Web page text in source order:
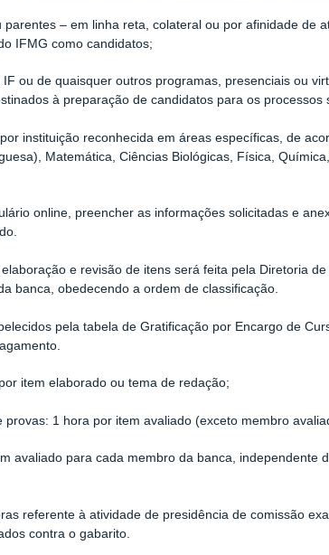
– em linha reta, colateral ou por afinidade de
IFMG como candidatos;
ou de quaisquer outros programas, presenciais ou
à preparação de candidatos para os processos
instituição reconhecida em áreas específicas, de
Matemática, Ciências Biológicas, Física,
online, preencher as informações solicitadas e
e revisão de itens será feita pela Diretoria
banca, obedecendo a ordem de classificação.
pela tabela de Gratificação por Encargo de
item elaborado ou tema de redação;
provas: 1 hora por item avaliado (exceto membro
avaliado para cada membro da banca, independente
referente à atividade de presidência de comissão
contra o gabarito.